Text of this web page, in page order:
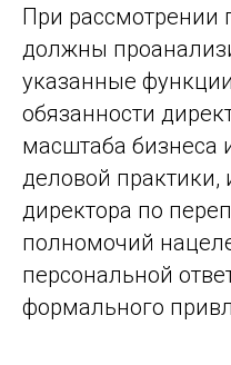
При рассмотрении
должны
указанные
обязанности
масштаба бизнеса
деловой практики,
директора по
полномочий
персональной
формального
Мы в